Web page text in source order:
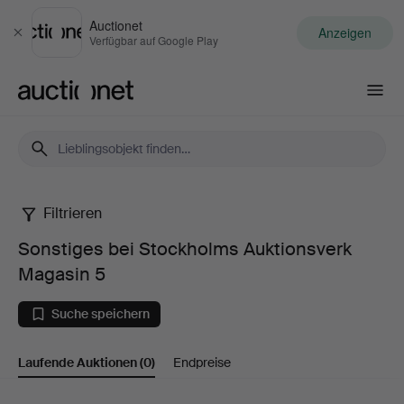
Schließen
Auctionet
Verfügbar auf Google Play Anzeigen
Sonstiges
bei
Stockholms
Auktionsverk
Filtrieren
Sonstiges bei Stockholms Auktionsverk
Magasin 5
Suche speichern
Laufende Auktionen(0) Endpreise